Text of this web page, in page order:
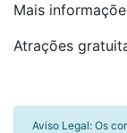
Mais
Atrações
Aviso Legal: Os